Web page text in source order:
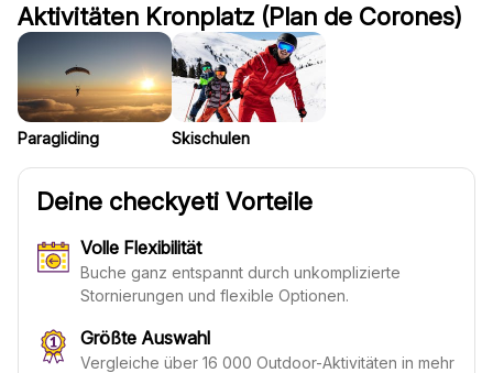
Aktivitäten Kronplatz (Plan de Corones)
Paragliding Skischulen
Deine checkyeti Vorteile
Volle Flexibilität
Buche ganz entspannt durch unkomplizierte
Stornierungen und flexible Optionen.
Größte Auswahl
Vergleiche über 16 000 Outdoor-Aktivitäten in mehr